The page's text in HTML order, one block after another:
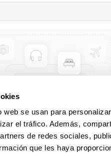
web se usan para
el tráfico. Además,
de redes sociales,
que les haya